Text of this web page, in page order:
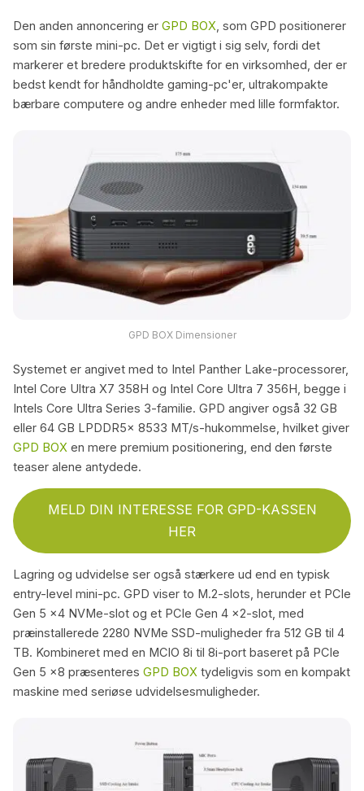
Den anden annoncering er GPD BOX , som GPD positionerer
som sin første mini-pc. Det er vigtigt i sig selv, fordi det
markerer et bredere produktskifte for en virksomhed, der er
bedst kendt for håndholdte gaming-pc'er, ultrakompakte
bærbare computere og andre enheder med lille formfaktor.
GPD BOX Dimensioner
Systemet er angivet med to Intel Panther Lake-processorer,
Intel Core Ultra X7 358H og Intel Core Ultra 7 356H, begge i
Intels Core Ultra Series 3-familie. GPD angiver også 32 GB
eller 64 GB LPDDR5x 8533 MT/s-hukommelse, hvilket giver
GPD BOX en mere premium positionering, end den første
teaser alene antydede.
MELD DIN INTERESSE FOR GPD-KASSEN
HER
Lagring og udvidelse ser også stærkere ud end en typisk
entry-level mini-pc. GPD viser to M.2-slots, herunder et PCIe
Gen 5 x4 NVMe-slot og et PCIe Gen 4 x2-slot, med
præinstallerede 2280 NVMe SSD-muligheder fra 512 GB til 4
TB. Kombineret med en MCIO 8i til 8i-port baseret på PCIe
Gen 5 x8 præsenteres GPD BOX tydeligvis som en kompakt
maskine med seriøse udvidelsesmuligheder.